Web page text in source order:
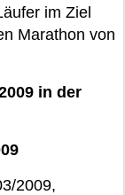
im Ziel
Marathon von
in der
2009,